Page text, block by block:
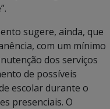
sugere, ainda, que
com um mínimo
dos serviços
de possíveis
escolar durante o
presenciais. O